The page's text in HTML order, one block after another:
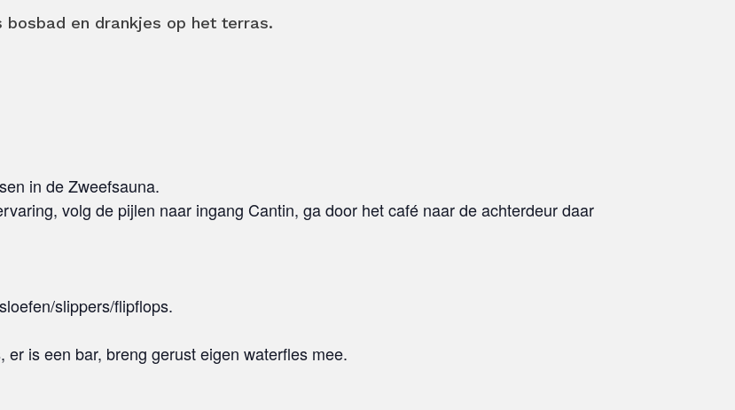
bosbad en drankjes op het terras.
in de Zweefsauna.
volg de pijlen naar ingang Cantin, ga door het café naar de achterdeur daar
slippers/flipflops.
is een bar, breng gerust eigen waterfles mee.